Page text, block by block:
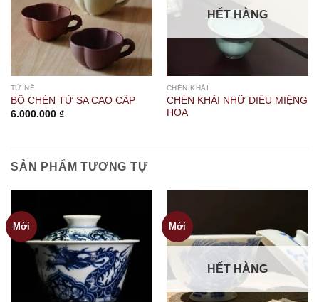
TỬ NÊ
BỘ CHÉN TỬ SA CAO CẤP
6.000.000 ₫
HẾT HÀNG
CHÉN KHẢI
CHÉN KHẢI NHỮ DIÊU MIỆNG
HOA
SẢN PHẨM TƯƠNG TỰ
Mới Mới
HẾT HÀNG